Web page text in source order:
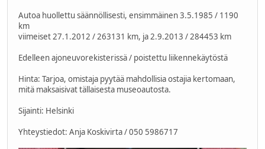
Autoa huollettu säännöllisesti, ensimmäinen 3.5.1985 / 1190
km
viimeiset 27.1.2012 / 263131 km, ja 2.9.2013 / 284453 km
Edelleen ajoneuvorekisterissä / poistettu liikennekäytöstä
Hinta: Tarjoa, omistaja pyytää mahdollisia ostajia kertomaan,
mitä maksaisivat tällaisesta museoautosta.
Sijainti: Helsinki
Yhteystiedot: Anja Koskivirta / 050 5986717